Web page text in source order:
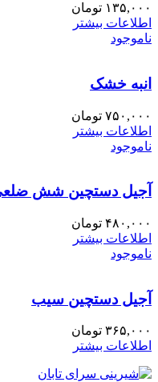
۱۳۵,۰۰۰ تومان
اطلاعات بیشتر
ناموجود
انبه خشک
۷۵۰,۰۰۰ تومان
اطلاعات بیشتر
ناموجود
آجیل دستچین شش
۴۸۰,۰۰۰ تومان
اطلاعات بیشتر
ناموجود
آجیل دستچین سیب
۳۶۵,۰۰۰ تومان
اطلاعات بیشتر